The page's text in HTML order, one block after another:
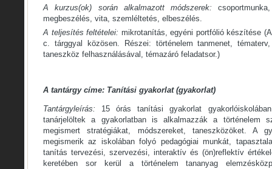
A kurzus(ok) során alkalmazott módszerek:
megbeszélés, vita, szemléltetés, elbeszélés.
A teljesítés feltételei: mikrotanítás, egyéni portfólió készítése
c. tárggyal közösen. Részei: történelem tanmenet,
taneszköz felhasználásával, témazáró feladatsor.)
A tantárgy címe: Tanítási gyakorlat (gyakorlat)
Tantárgyleírás: 15 órás tanítási gyakorlat
tanárjelöltek a gyakorlatban is alkalmazzák a történelem
megismert stratégiákat, módszereket, taneszközöket. A
megismerik az iskolában folyó pedagógiai munkát,
tanítás tervezési, szervezési, interaktív és (ön)reflektív
keretében sor kerül a történelem tananyag